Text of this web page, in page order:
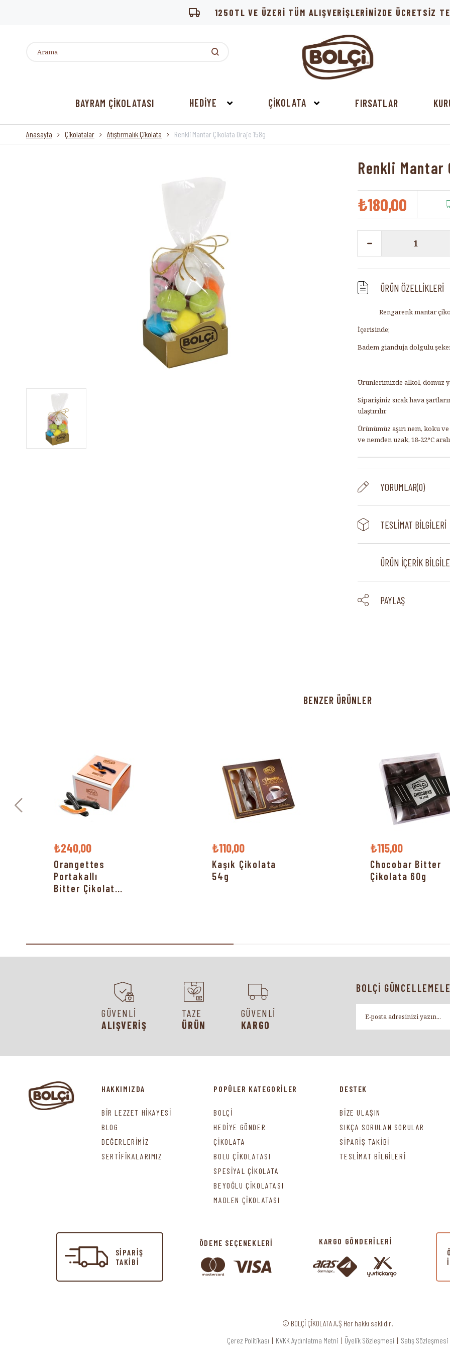
1250TL VE ÜZERİ TÜM ALIŞVERİŞLERİNİZDE ÜCRETSİZ
BAYRAM ÇİKOLATASI HEDİYE ÇİKOLATA FIRSATLAR
Anasayfa Çikolatalar Atıştırmalık Çikolata Renkli Mantar Çikolata Draje 158g
Renkli Mantar
₺180,00
ÜRÜN ÖZELLIKLERI
Rengarenk mantar
İçerisinde;
Badem gianduja dolgulu
Ürünlerimizde alkol, domuz
Siparişiniz sıcak hava
ulaştırılır.
Ürünümüz aşırı nem, koku
ve nemden uzak, 18-22°C
YORUMLAR(0)
TESLIMAT BILGILERI
ÜRÜN İÇERIK
PAYLAŞ
BENZER ÜRÜNLER
₺240,00
Orangettes
Portakallı
Bitter Çikolata
₺110,00
Kaşık Çikolata
54g
₺115,00
Chocobar Bitter
Çikolata 60g
GÜVENLİ
ALIŞVERİŞ
TAZE
ÜRÜN
GÜVENLİ
KARGO
BOLÇİ
HAKKIMIZDA
BİR LEZZET HİKAYESİ
BLOG
DEĞERLERİMİZ
SERTİFİKALARIMIZ
POPÜLER KATEGORİLER
BOLÇİ
HEDİYE GÖNDER
ÇİKOLATA
BOLU ÇİKOLATASI
SPESİYAL ÇİKOLATA
BEYOĞLU ÇİKOLATASI
MADLEN ÇİKOLATASI
DESTEK
BİZE ULAŞIN
SIKÇA SORULAN SORULAR
SİPARİŞ TAKİBİ
TESLİMAT BİLGİLERİ
SİPARİŞ
TAKİBİ
ÖDEME SEÇENEKLERİ
KARGO GÖNDERİLERİ
© BOLÇİ ÇİKOLATA A.Ş Her hakkı saklıdır.
Çerez Politikası | KVKK Aydınlatma Metni | Üyelik Sözleşmesi | Satış Sözleşmesi